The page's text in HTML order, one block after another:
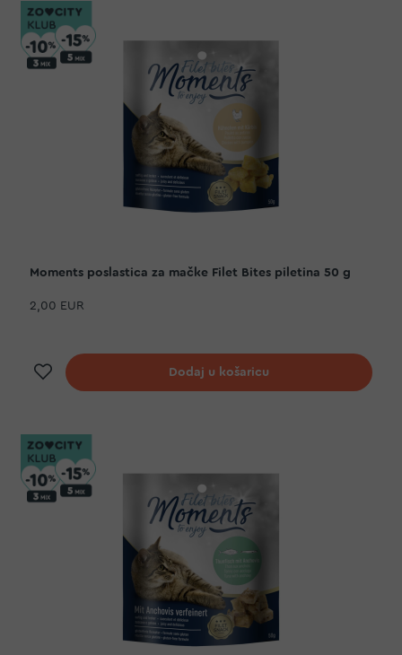
Moments poslastica za mačke Filet Bites piletina 50 g
2,00 EUR
Dodaj na listu želja
Dodaj u košaricu